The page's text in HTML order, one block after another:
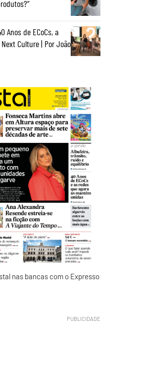
Anos de ECoCs, a
Culture | Por João
nas bancas com o Expresso